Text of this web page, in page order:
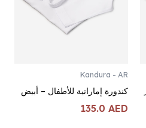
Kandura - AR
كندورة إماراتية للأطفال – أبيض
135.0 AED